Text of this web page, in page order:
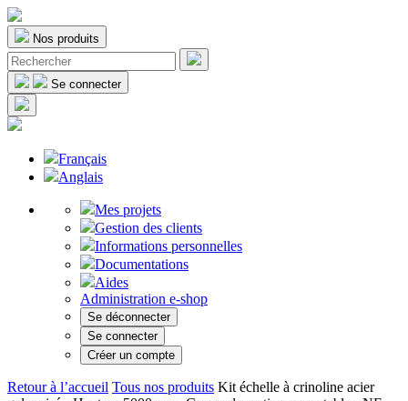
Nos produits
Se connecter
Français
Anglais
Mes projets
Gestion des clients
Informations personnelles
Documentations
Aides
Administration e-shop
Se déconnecter
Se connecter
Créer un compte
Retour à l’accueil Tous nos produits Kit échelle à crinoline acier